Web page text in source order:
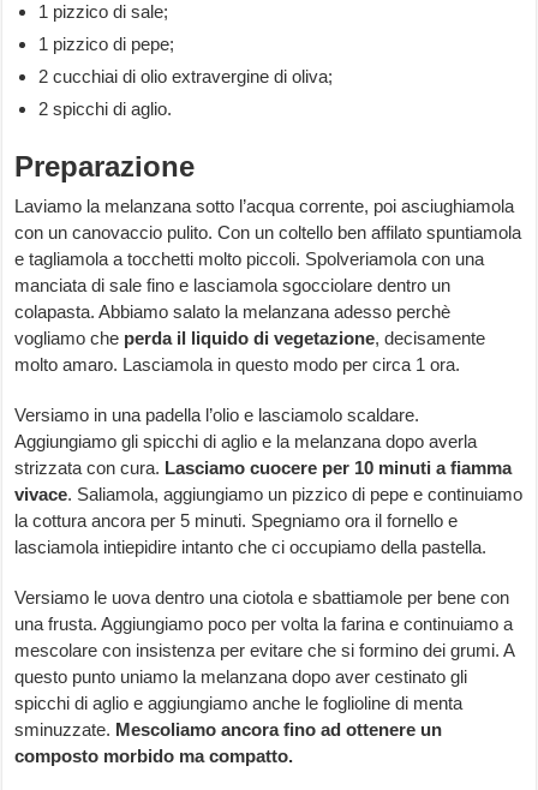
1 pizzico di sale;
1 pizzico di pepe;
2 cucchiai di olio extravergine di oliva;
2 spicchi di aglio.
Preparazione
Laviamo la melanzana sotto l’acqua corrente, poi asciughiamola
con un canovaccio pulito. Con un coltello ben affilato spuntiamola
e tagliamola a tocchetti molto piccoli. Spolveriamola con una
manciata di sale fino e lasciamola sgocciolare dentro un
colapasta. Abbiamo salato la melanzana adesso perchè
vogliamo che perda il liquido di vegetazione, decisamente
molto amaro. Lasciamola in questo modo per circa 1 ora.
Versiamo in una padella l’olio e lasciamolo scaldare.
Aggiungiamo gli spicchi di aglio e la melanzana dopo averla
strizzata con cura. Lasciamo cuocere per 10 minuti a fiamma
vivace. Saliamola, aggiungiamo un pizzico di pepe e continuiamo
la cottura ancora per 5 minuti. Spegniamo ora il fornello e
lasciamola intiepidire intanto che ci occupiamo della pastella.
Versiamo le uova dentro una ciotola e sbattiamole per bene con
una frusta. Aggiungiamo poco per volta la farina e continuiamo a
mescolare con insistenza per evitare che si formino dei grumi. A
questo punto uniamo la melanzana dopo aver cestinato gli
spicchi di aglio e aggiungiamo anche le foglioline di menta
sminuzzate. Mescoliamo ancora fino ad ottenere un
composto morbido ma compatto.